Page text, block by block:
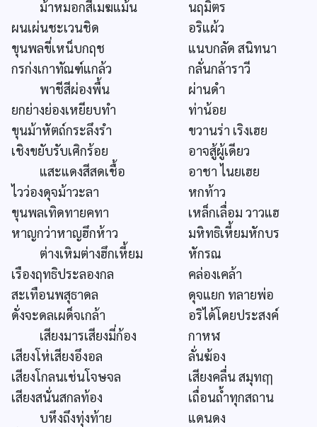
ม้าหมอกสีเมฆแม้น
นฤมิตร
ผนเผ่นชะเวนชิด
อริแผ้ว
ขุนพลขี่เหน็บกฤช
แนบกลัด สนิทนา
กรก่งเกาทัณฑ์แกล้ว
กลั่นกล้าราวี
พาชีสีผ่องพื้น
ผ่านดำ
ยกย่างย่องเหยียบทำ
ท่าน้อย
ขุนม้าหัตถ์กระลึงรำ
ขวานร่า เริงเฮย
เชิงขยับรับเศิกร้อย
อาจสู้ผู้เดียว
แสะแดงสีสดเชื้อ
อาชา ไนยเฮย
ไวว่องดุจม้าวะลา
หกท้าว
ขุนพลเทิดทายคทา
เหล็กเลื่อม วาวแฮ
หาญกว่าหาญฮึกห้าว
มหิทธิเหี้ยมหักบร
ต่างเหิมต่างฮึกเหี้ยม
หักรณ
เรืองฤทธิประลองกล
คล่องเคล้า
สะเทือนพสุธาดล
ดุจแยก ทลายพ่อ
ดั่งจะดลเผด็จเกล้า
อริได้โดยประสงค์
เสียงมารเสียงมี่ก้อง
กาหฬ
เสียงโห่เสียงอึงอล
ลั่นฆ้อง
เสียงโกลนเช่นโจษจล
เสียงคลื่น สมุทฤๅ
เสียงสนั่นสกลท้อง
เถื่อนถ้ำทุกสถาน
บหึงถึงทุ่งท้าย
แดนดง